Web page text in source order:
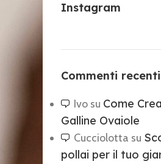
Instagram
Commenti recenti
Ivosu Come
Galline Ovaiole
Cucciolotta su
pollai per il tuo